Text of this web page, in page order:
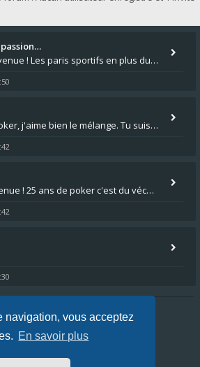
navigation, vous acceptez
En savoir plus
Salut Cosmostar, Bienvenue ! Les paris sportifs en plus du poker, c'est ce que je fais aussi. Surtout la NBA, je mise su
Salut Alain, Rugby et poker, j'aime bien le mélange. Tu suis le rugby du coin ? Moi j'essaie d'aller voir des matchs de
Salut Stéphane, Bienvenue ! 25 ans de poker c'est du vécu quand même. Moi je suis relativementnouveau (2018) mais j'ai a